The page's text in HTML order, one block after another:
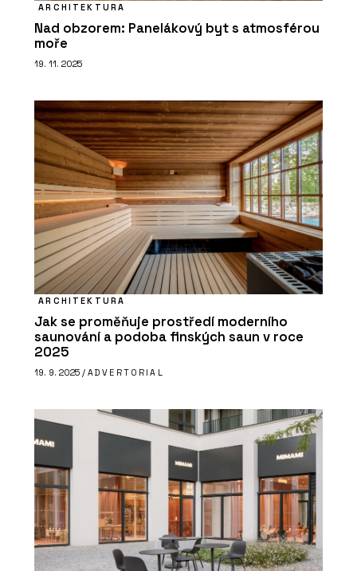
ARCHITEKTURA
Nad obzorem: Panelákový byt s atmosférou
moře
19. 11. 2025
ARCHITEKTURA
Jak se proměňuje prostředí moderního
saunování a podoba finských saun v roce
2025
19. 9. 2025 / ADVERTORIAL